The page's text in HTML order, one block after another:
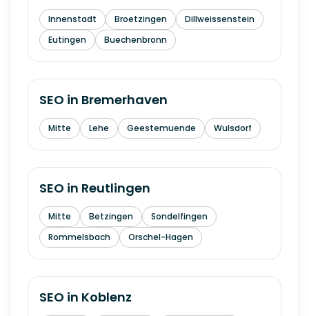
Innenstadt Broetzingen
Dillweissenstein
Eutingen
Buechenbronn
SEO in Bremerhaven
Mitte Lehe Geestemuende Wulsdorf
SEO in Reutlingen
Mitte Betzingen
Sondelfingen
Rommelsbach
Orschel-Hagen
SEO in Koblenz